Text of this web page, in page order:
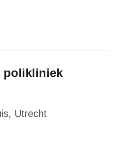
polikliniek
, Utrecht